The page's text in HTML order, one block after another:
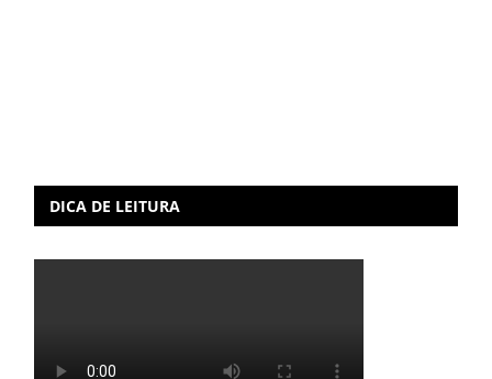
DICA DE LEITURA